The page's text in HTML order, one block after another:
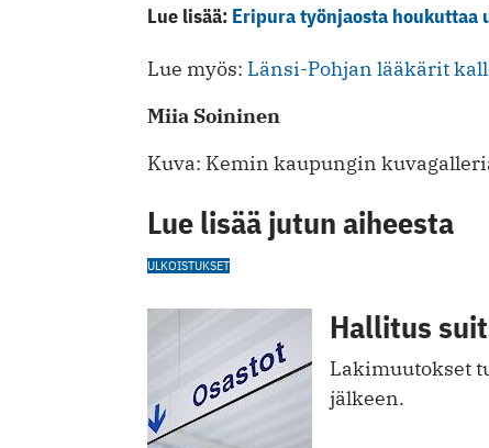
Lue lisää: Eripura työnjaosta houkuttaa
Lue myös: Länsi-Pohjan lääkärit
Miia Soininen
Kuva: Kemin kaupungin
Lue lisää jutun aiheesta
ULKOISTUKSET
Hallitus
Lakimuutokset
jälkeen.